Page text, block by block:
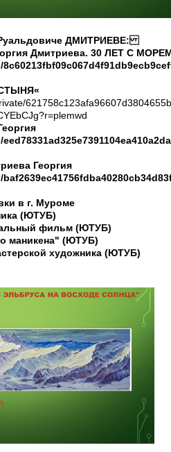
ДМИТРИЕВЕ:
Дмитриева. 30 ЛЕТ С
Георгия
в г. Муроме
(ЮТУБ)
фильм (ЮТУБ)
маникена" (ЮТУБ)
художника (ЮТУБ)